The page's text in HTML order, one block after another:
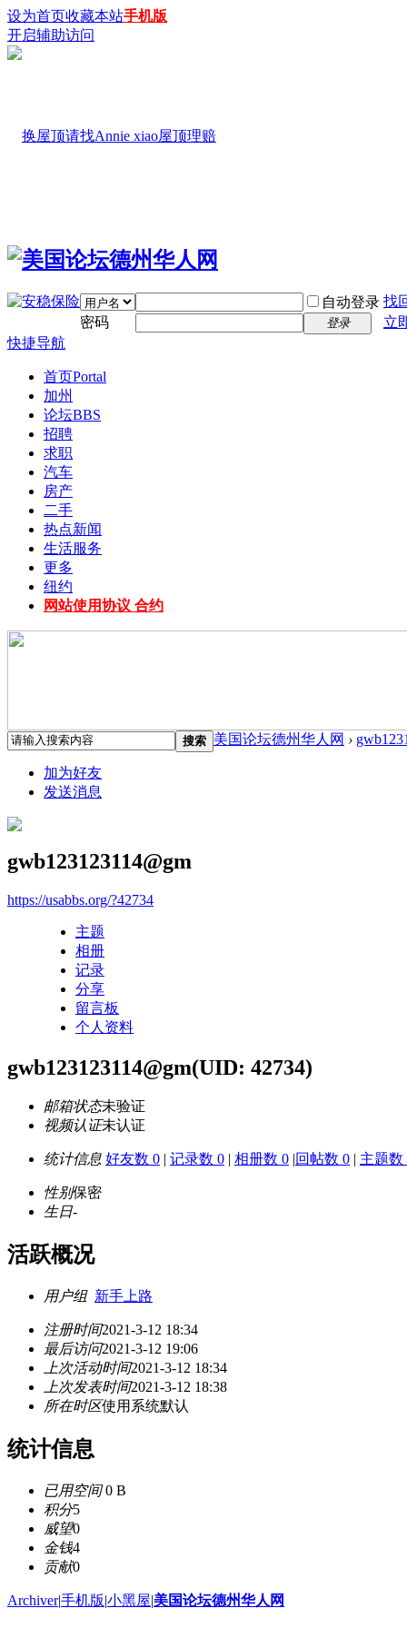
设为首页收藏本站手机版
开启辅助访问
自动登录 找
密码
登录
立
快捷导航
首页Portal
加州
论坛BBS
招聘
求职
汽车
房产
二手
热点新闻
生活服务
更多
纽约
网站使用协议 合约
搜索 美国论坛德州华人网 ›
加为好友
发送消息
gwb123123114@gm
https://usabbs.org/?42734
主题
相册
记录
分享
留言板
个人资料
gwb123123114@gm(UID: 42734)
邮箱状态未验证
视频认证未认证
统计信息 好友数 0 | 记录数 0 | 相册数 0 |回帖数 0 | 主题数
性别保密
生日-
活跃概况
用户组 新手上路
注册时间2021-3-12 18:34
最后访问2021-3-12 19:06
上次活动时间2021-3-12 18:34
上次发表时间2021-3-12 18:38
所在时区使用系统默认
统计信息
已用空间0 B
积分5
威望0
金钱4
贡献0
Archiver|手机版|小黑屋|美国论坛德州华人网